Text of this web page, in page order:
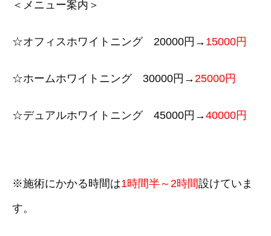
＜メニュー案内＞
☆オフィスホワイトニング 20000円→ 15000円
☆ホームホワイトニング 30000円→25000円
☆デュアルホワイトニング 45000円→40000円
※施術にかかる時間は1時間半～2時間設けていま
す。